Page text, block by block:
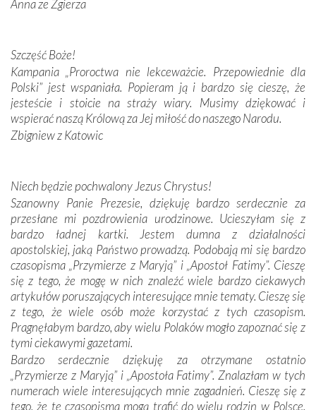
W miejscu objawień Matki Bożej zapaliliśmy świece
Podczas tej kilkudniowej wyprawy na każdym kroku
spotykaliśmy się z serdeczną otwartością
Portugalczyków. Podziwialiśmy ich ludową sztukę i
zwyczaje. Mimo że nasze kraje są od siebie bardzo
oddalone, w żaden sposób nie czuliśmy się obco.
Sprawiła to oczywiście sama Matka Boża, ale też
kulturowa bliskość biorąca swój początek w naszej
mieliśmy okazję przekonać się, że Maryja swoją opieką
otacza nie tylko nasz naród, lecz wszystkie nacje, które
się Jej ufnie oddają, a także każdą osobę, która zawierza
Jej siebie oraz swych bliskich.
Dzieje Portugalii to również historia wierności Bogu i
odstępstw, także w życiu władców. Trudne momenty w
wymiarze tak osobistym, jak i zbiorowym, przypominają o
konieczności ciągłego zabiegania o własną duszę i o łaskę
Opatrzności. Wierność przynosi pomyślność –
przynajmniej w życiu duchowym. Odstępstwo owocuje
nieszczęściem i śmiercią. Te uniwersalne prawdy
przychodziły na myśl, gdy słuchaliśmy opowieści
przewodników o portugalskich monarchach i wodzach,
Anna ze Zgierza
Szczęść Boże!
Kampania „Proroctwa nie lekceważcie. Przepowiednie dla
Polski” jest wspaniała. Popieram ją i bardzo się cieszę, że
jesteście i stoicie na straży wiary. Musimy dziękować i
wspierać naszą Królową za Jej miłość do naszego Narodu.
Zbigniew z Katowic
Niech będzie pochwalony Jezus Chrystus!
Szanowny Panie Prezesie, dziękuję bardzo serdecznie za
przesłane mi pozdrowienia urodzinowe. Ucieszyłam się z
bardzo ładnej kartki. Jestem dumna z działalności
apostolskiej, jaką Państwo prowadzą. Podobają mi się bardzo
czasopisma „Przymierze z Maryją” i „Apostoł Fatimy”. Cieszę
się z tego, że mogę w nich znaleźć wiele bardzo ciekawych
artykułów poruszających interesujące mnie tematy. Cieszę się
z tego, że wiele osób może korzystać z tych czasopism.
Pragnęłabym bardzo, aby wielu Polaków mogło zapoznać się z
tymi ciekawymi gazetami.
Bardzo serdecznie dziękuję za otrzymane ostatnio
„Przymierze z Maryją” i „Apostoła Fatimy”. Znalazłam w tych
numerach wiele interesujących mnie zagadnień. Cieszę się z
tego, że te czasopisma mogą trafić do wielu rodzin w Polsce.